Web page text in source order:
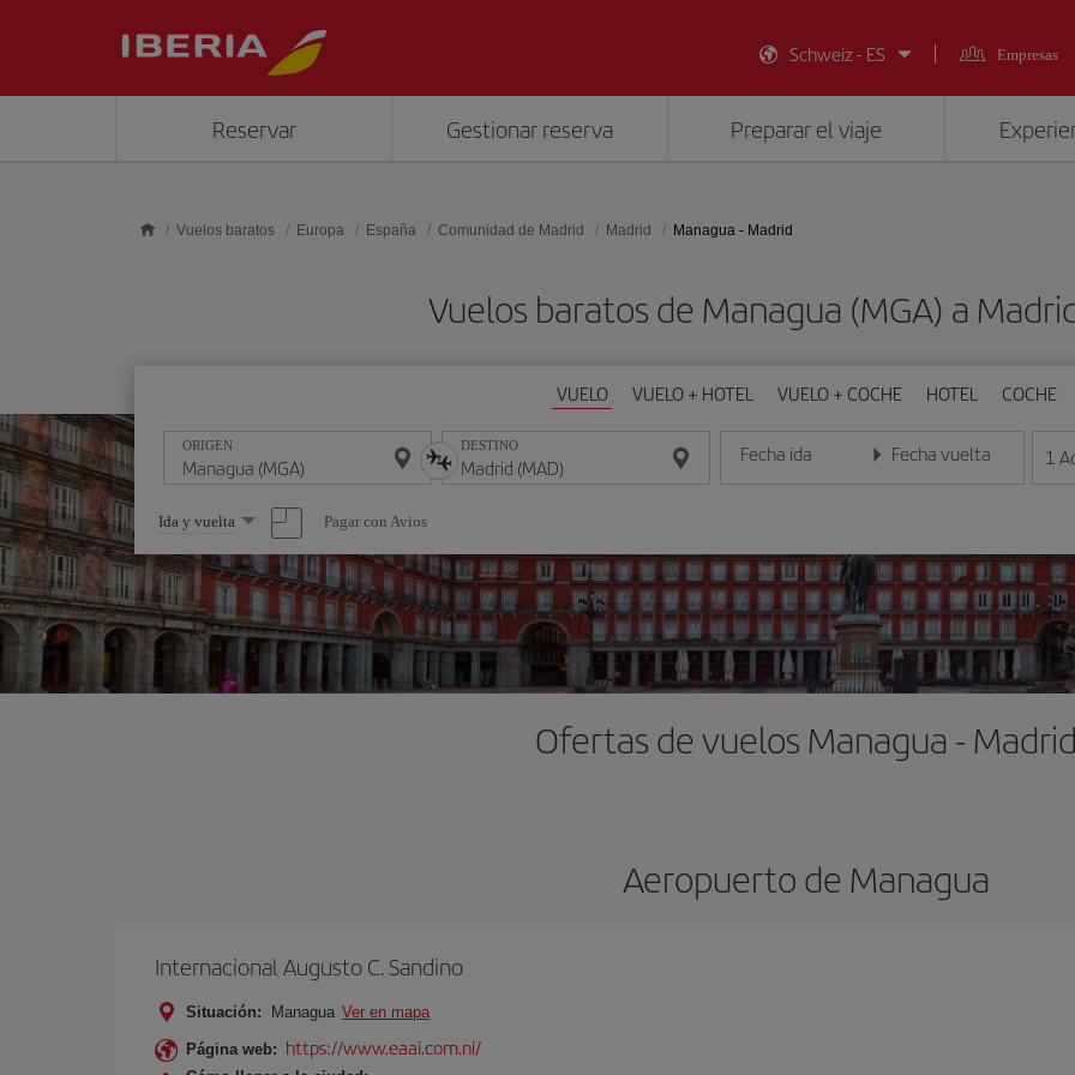
Schweiz - ES
Empresas
Reservar Gestionar reserva Preparar el viaje
Vuelos baratos Europa España Comunidad de Madrid Madrid Managua - Madrid
Vuelos baratos de Managua (MGA) a
VUELO VUELO + HOTEL VUELO + COCHE HOTEL COCHE
ORIGEN DESTINO Fecha ida
Introduce la fecha en formato día/mes/año
Fecha vuelta
Introduce la fecha en 1
Seleccione
una
opción
Ida y vuelta Pagar con Avios
Ofertas de vuelos Managua -
Aeropuerto de Managua
Internacional Augusto C. Sandino
Situación: Managua Ver en mapa
Página web: https://www.eaai.com.ni/